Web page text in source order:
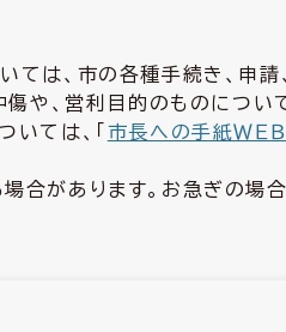
ては、市の各種手続き、申
や、営利目的のものについ
ては、「 市長への手紙ＷＥ
合があります。お急ぎの場